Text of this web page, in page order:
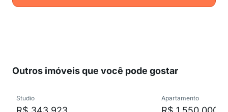
Outros imóveis que você pode gostar
Studio Apartamento